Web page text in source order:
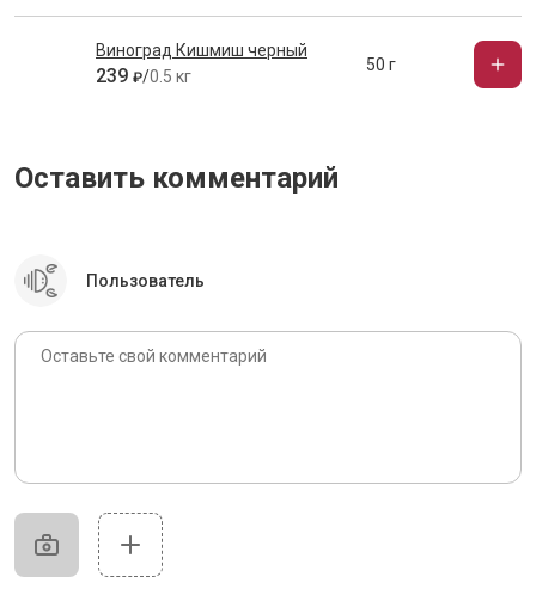
Виноград Кишмиш черный
239 ₽/0.5 кг
50 г
Оставить комментарий
Пользователь